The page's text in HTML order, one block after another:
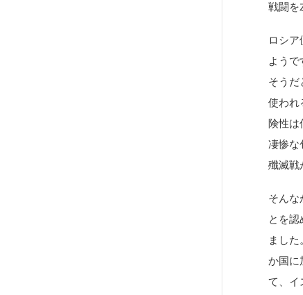
戦闘を
ロシ
ようで
そうだ
使われ
険性は
凄惨な
殲滅戦
そんな
とを認
まし
か国に
て、イ